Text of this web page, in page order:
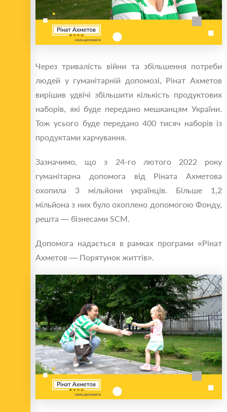
Через тривалість війни та збільшення потреби
людей у гуманітарній допомозі, Рінат Ахметов
вирішив удвічі збільшити кількість продуктових
наборів, які буде передано мешканцям України.
Тож усього буде передано 400 тисяч наборів із
продуктами харчування.
Зазначимо, що з 24-го лютого 2022 року
гуманітарна допомога від Ріната Ахметова
охопила 3 мільйони українців. Більше 1,2
мільйона з них було охоплено допомогою Фонду,
решта — бізнесами SCM.
Допомога надається в рамках програми «Рінат
Ахметов — Порятунок життів».